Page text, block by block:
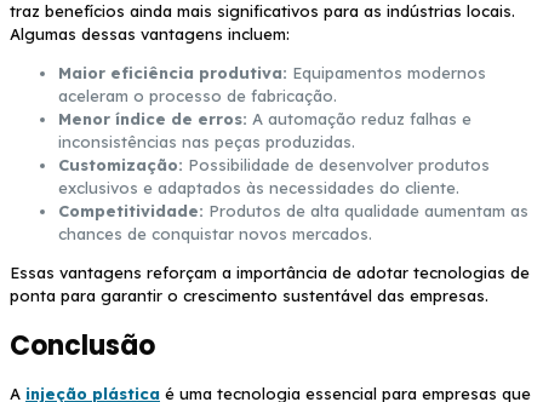
traz benefícios ainda mais significativos para as indústrias locais.
Algumas dessas vantagens incluem:
Maior eficiência produtiva: Equipamentos modernos
aceleram o processo de fabricação.
Menor índice de erros: A automação reduz falhas e
inconsistências nas peças produzidas.
Customização: Possibilidade de desenvolver produtos
exclusivos e adaptados às necessidades do cliente.
Competitividade: Produtos de alta qualidade aumentam as
chances de conquistar novos mercados.
Essas vantagens reforçam a importância de adotar tecnologias de
ponta para garantir o crescimento sustentável das empresas.
Conclusão
A injeção plástica é uma tecnologia essencial para empresas que